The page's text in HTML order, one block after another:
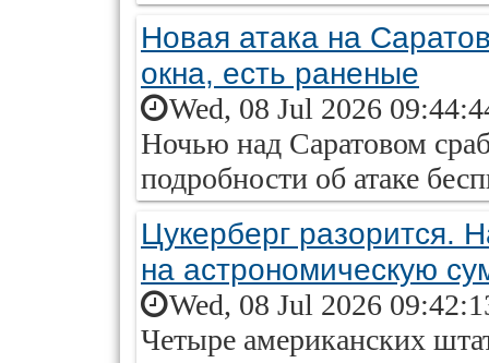
Новая атака на
окна, есть раненые
Wed, 08 Jul 2026
Ночью над Саратовом
подробности об атаке
Цукерберг разорится.
на астрономическую
Wed, 08 Jul 2026
Четыре американских